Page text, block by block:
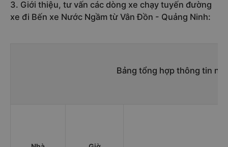
3. Giới thiệu, tư vấn các dòng xe chạy tuyến đường
xe đi Bến xe Nước Ngầm từ Vân Đồn - Quảng Ninh:
Bảng tổng hợp thông tin